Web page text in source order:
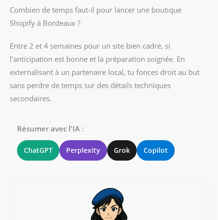
Combien de temps faut-il pour lancer une boutique
Shopify à Bordeaux ?
Entre 2 et 4 semaines pour un site bien cadré, si
l’anticipation est bonne et la préparation soignée. En
externalisant à un partenaire local, tu fonces droit au but
sans perdre de temps sur des détails techniques
secondaires.
Résumer avec l'IA :
ChatGPT Perplexity Grok Copilot